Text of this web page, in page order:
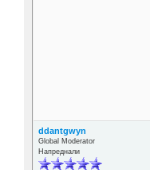
ddantgwyn
Global Moderator
Напреднали